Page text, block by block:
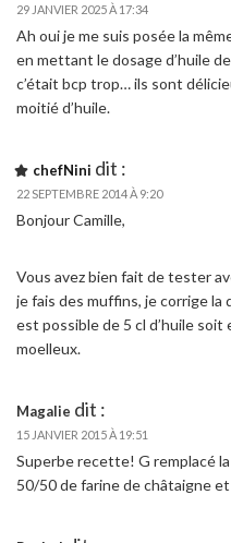
29 JANVIER 2025 À 17:34
Ah oui je me suis posée la
en mettant le dosage d’huile
c’était bcp trop… ils sont
moitié d’huile.
chefNini dit :
22 SEPTEMBRE 2014 À 9:20
Bonjour Camille,
Vous avez bien fait de tester
je fais des muffins, je corrige
est possible de 5 cl d’huile
moelleux.
Magalie dit :
15 JANVIER 2015 À 19:51
Superbe recette! G remplacé
50/50 de farine de châtaigne